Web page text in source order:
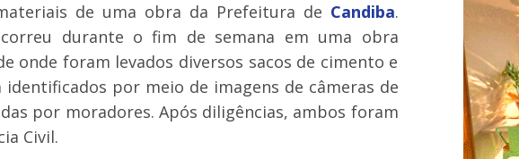
de uma obra da Prefeitura de Candiba.
durante o fim de semana em uma obra
onde foram levados diversos sacos de cimento e
por meio de imagens de câmeras de
por moradores. Após diligências, ambos foram
Civil.